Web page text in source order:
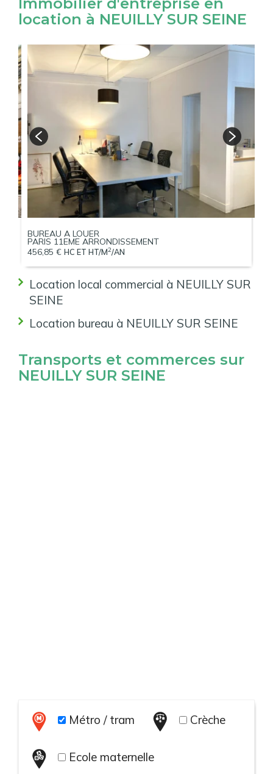
location à NEUILLY SUR SEINE
BUREAU A LOUER
PARIS 11EME ARRONDISSEMENT
456,85 € HC ET HT/M2/AN
Location local commercial à NEUILLY SUR
SEINE
Location bureau à NEUILLY SUR SEINE
Transports et commerces sur
NEUILLY SUR SEINE
Métro / tram Crèche
Ecole maternelle